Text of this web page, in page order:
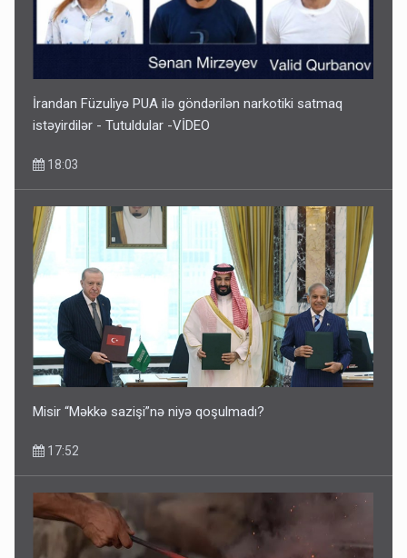
Paşinyan Əliyevə zəng etməsindən danışdı
İlham Əliyev müharibədə də, sülhdə də qalib gəldi -
Hikmət Hacıyev
15:02
İrandan Füzuliyə PUA ilə göndərilən narkotiki satmaq
istəyirdilər - Tutuldular -VİDEO
18:03
Misir “Məkkə sazişi”nə niyə qoşulmadı?
17:52